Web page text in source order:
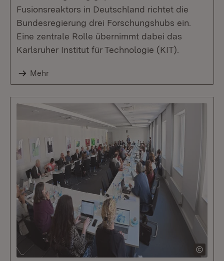
Fusionsreaktors in Deutschland richtet die
Bundesregierung drei Forschungshubs ein.
Eine zentrale Rolle übernimmt dabei das
Karlsruher Institut für Technologie (KIT).
Mehr